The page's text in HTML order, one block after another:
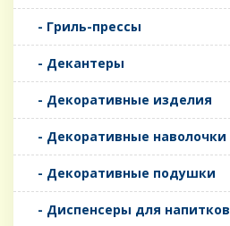
- Гриль-прессы
- Декантеры
- Декоративные изделия
- Декоративные наволочки
- Декоративные подушки
- Диспенсеры для напитков